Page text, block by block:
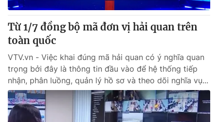
® Cấm sao chép dưới mọi hình thức nếu không có sự chấp
thuận bằng văn bản. Ghi rõ nguồn VTV.vn khi phát hành lại
thông tin từ website này.
Từ 1/7 đồng bộ mã đơn vị hải quan trên
toàn quốc
VTV.vn - Việc khai đúng mã hải quan có ý nghĩa quan
trọng bởi đây là thông tin đầu vào để hệ thống tiếp
nhận, phân luồng, quản lý hồ sơ và theo dõi nghĩa vụ...